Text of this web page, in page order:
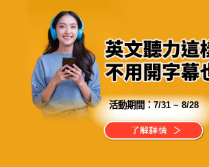
活動期間：7/31 ~ 8/28